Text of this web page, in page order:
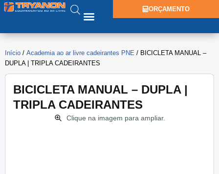
ORÇAMENTO
Início / Academia ao ar livre cadeirantes PNE / BICICLETA MANUAL –
DUPLA | TRIPLA CADEIRANTES
BICICLETA MANUAL – DUPLA |
TRIPLA CADEIRANTES
Clique na imagem para ampliar.